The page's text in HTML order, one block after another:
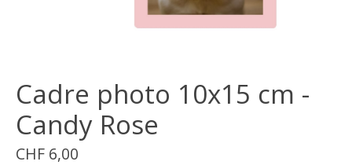
Cadre photo 10x15 cm -
Candy Rose
CHF 6,00